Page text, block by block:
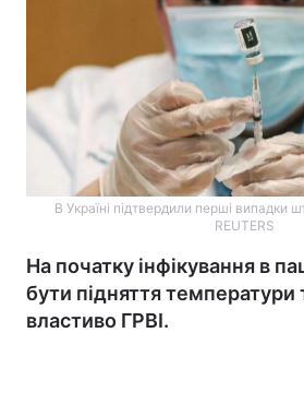
В Україні підтвердили перші випадки
REUTERS
На початку інфікування в
бути підняття температури
властиво ГРВІ.